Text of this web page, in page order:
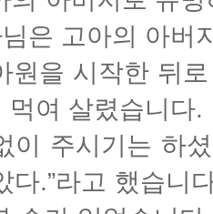
은 고아의 아버
원을 시작한 뒤
여 살렸습니다
이 주시기는 하
다.”라고 했습니